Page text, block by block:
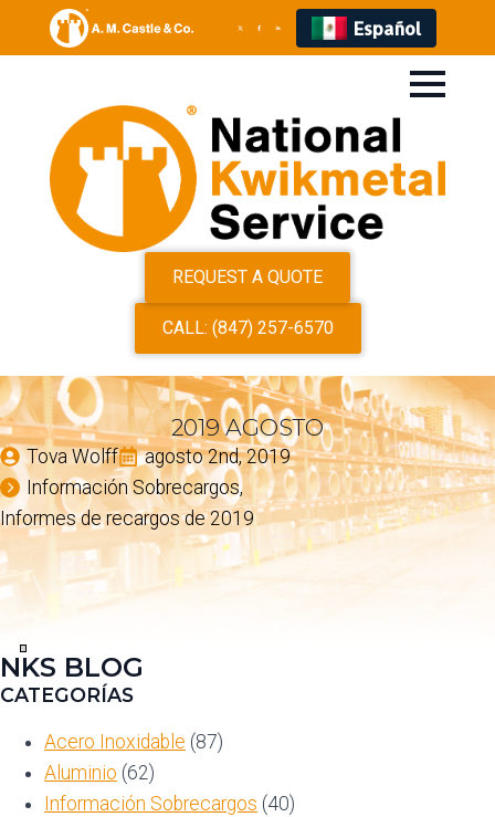
Español
CALL: (847) 257-6570
REQUEST A QUOTE
2019 AGOSTO
Tova Wolff
agosto 2nd, 2019
Información Sobrecargos
Informes de recargos de 2019
NKS BLOG
CATEGORÍAS
Acero Inoxidable (87)
Aluminio (62)
Información Sobrecargos (40)
Ver
en